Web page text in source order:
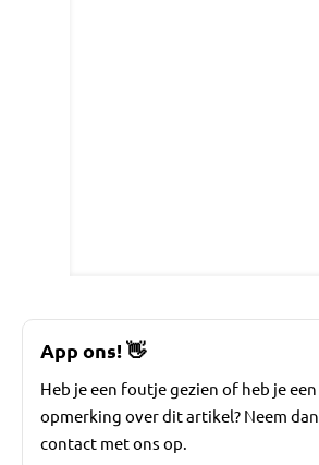
App ons!👋
Heb je een foutje gezien of heb je een
opmerking over dit artikel? Neem dan
contact met ons op.